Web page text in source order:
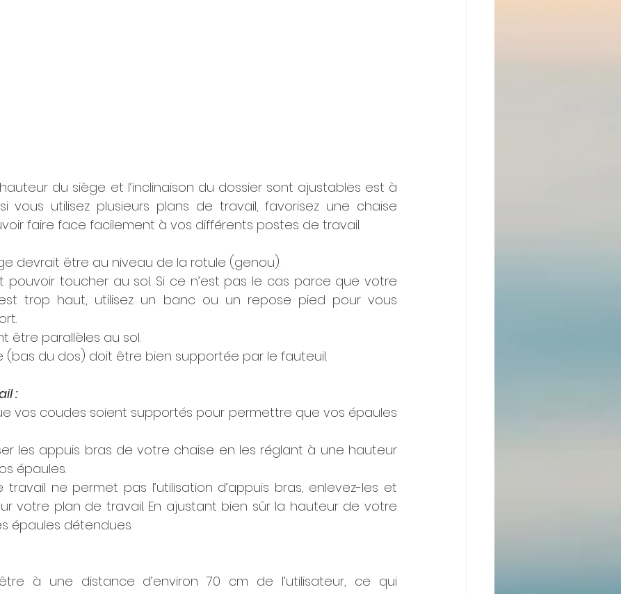
du siège et l’inclinaison du dossier sont ajustables est à
vous utilisez plusieurs plans de travail, favorisez une chaise
faire face facilement à vos différents postes de travail.
devrait être au niveau de la rotule (genou).
pouvoir toucher au sol. Si ce n’est pas le cas parce que votre
trop haut, utilisez un banc ou un repose pied pour vous
être parallèles au sol.
(bas du dos) doit être bien supportée par le fauteuil.
:
vos coudes soient supportés pour permettre que vos épaules
les appuis bras de votre chaise en les réglant à une hauteur
épaules.
ne permet pas l’utilisation d’appuis bras, enlevez-les et
votre plan de travail. En ajustant bien sûr la hauteur de votre
épaules détendues.
à une distance d’environ 70 cm de l’utilisateur, ce qui